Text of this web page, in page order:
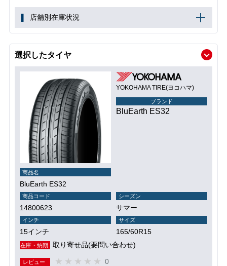
店舗別在庫状況
選択したタイヤ
YOKOHAMA TIRE(ヨコハマ)
ブランド
BluEarth ES32
商品名
BluEarth ES32
商品コード
14800623
シーズン
サマー
インチ
15インチ
サイズ
165/60R15
在庫・納期 取り寄せ品(要問い合わせ)
レビュー 0